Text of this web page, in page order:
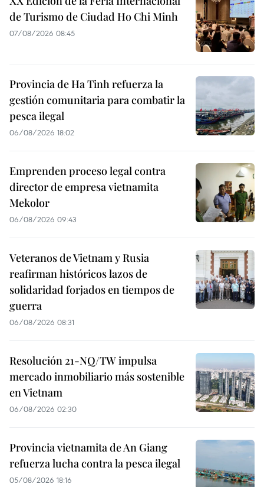
de Turismo de Ciudad Ho Chi Minh
07/08/2026 08:45
Provincia de Ha Tinh refuerza la
gestión comunitaria para combatir la
pesca ilegal
06/08/2026 18:02
Emprenden proceso legal contra
director de empresa vietnamita
Mekolor
06/08/2026 09:43
Veteranos de Vietnam y Rusia
reafirman históricos lazos de
solidaridad forjados en tiempos de
guerra
06/08/2026 08:31
Resolución 21-NQ/TW impulsa
mercado inmobiliario más sostenible
en Vietnam
06/08/2026 02:30
Provincia vietnamita de An Giang
refuerza lucha contra la pesca ilegal
05/08/2026 18:16